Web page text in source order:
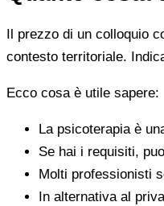
Il prezzo di un colloquio
contesto territoriale.
Ecco cosa è utile sapere:
La psicoterapia è
Se hai i requisiti,
Molti professionisti
In alternativa al